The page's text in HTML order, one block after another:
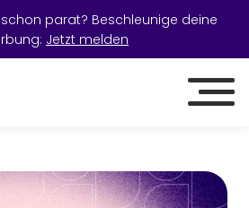
parat? Beschleunige deine
Jetzt melden